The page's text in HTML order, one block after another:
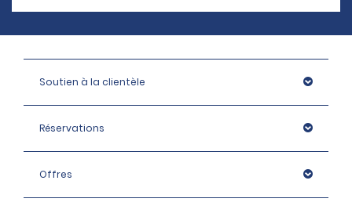
Soutien à la clientèle
Réservations
Offres